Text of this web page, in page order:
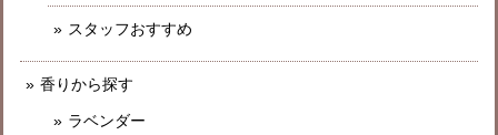
スタッフおすすめ
香りから探す
ラベンダー